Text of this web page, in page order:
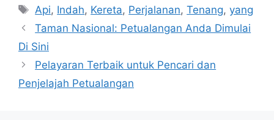
Tags
Api, Indah, Kereta, Perjalanan,Tenang,yang
Taman Nasional: Petualangan Anda Dimulai
Di Sini
Pelayaran Terbaik untuk Pencari dan
Penjelajah Petualangan